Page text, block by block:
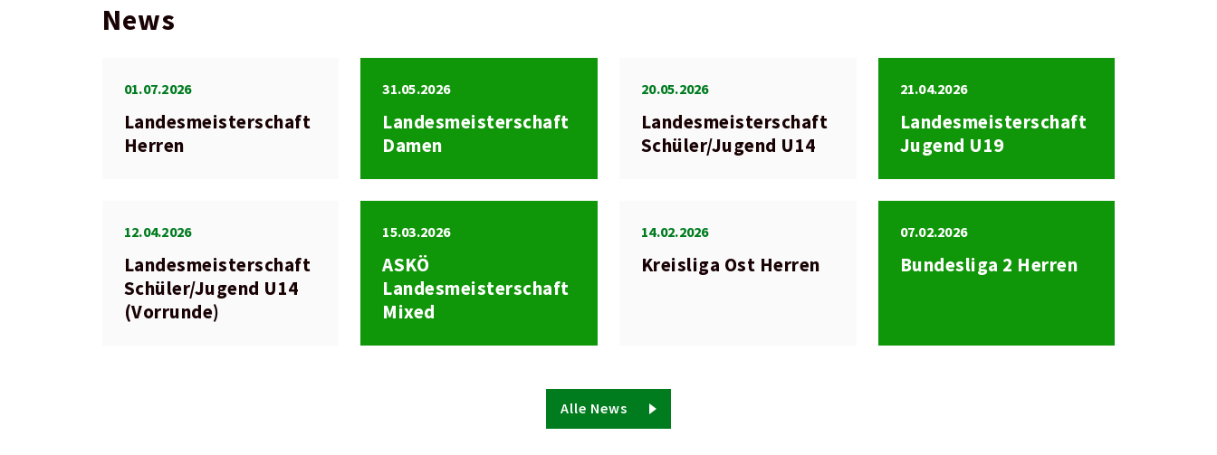
News
01.07.2026
Landesmeisterschaft
Herren
31.05.2026
Landesmeisterschaft
Damen
20.05.2026
Landesmeisterschaft
Schüler/Jugend U14
21.04.2026
Landesmeisterschaft
Jugend U19
12.04.2026
Landesmeisterschaft
Schüler/Jugend U14
(Vorrunde)
15.03.2026
ASKÖ
Landesmeisterschaft
Mixed
14.02.2026
Kreisliga Ost Herren
07.02.2026
Bundesliga 2 Herren
Alle News